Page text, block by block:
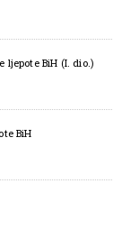
ljepote BiH (I. dio.)
BiH